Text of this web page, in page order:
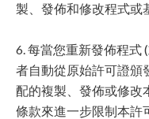
製、發佈和修改程式或
6. 每當您重新發佈程式
者自動從原始許可證頒
配的複製、發佈或修改
條款來進一步限制本許